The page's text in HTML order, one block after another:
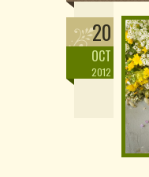
20
OCT
2012